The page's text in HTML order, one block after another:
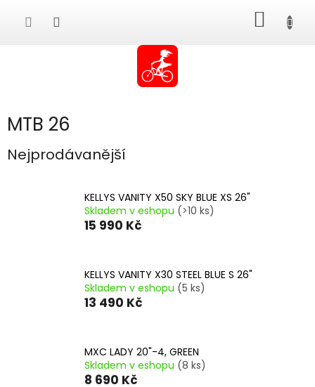
KOŠÍK
MTB 26
Nejprodávanější
KELLYS VANITY X50 SKY BLUE XS 26"
Skladem v eshopu (>10 ks)
15 990 Kč
KELLYS VANITY X30 STEEL BLUE S 26"
Skladem v eshopu (5 ks)
13 490 Kč
MXC LADY 20"-4, GREEN
Skladem v eshopu (8 ks)
8 690 Kč